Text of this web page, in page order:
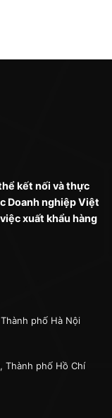
kết nối và thực
Doanh nghiệp Việt
xuất khẩu hàng
phố Hà Nội
Thành phố Hồ Chí